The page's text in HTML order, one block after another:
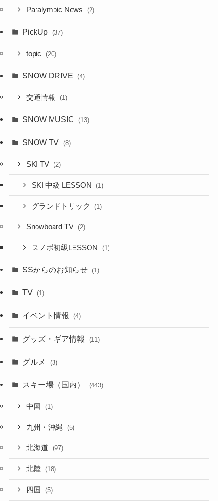
Paralympic News (2)
PickUp (37)
topic (20)
SNOW DRIVE (4)
交通情報 (1)
SNOW MUSIC (13)
SNOW TV (8)
SKI TV (2)
SKI 中級 LESSON (1)
グランドトリック (1)
Snowboard TV (2)
スノボ初級LESSON (1)
SSからのお知らせ (1)
TV (1)
イベント情報 (4)
グッズ・ギア情報 (11)
グルメ (3)
スキー場（国内） (443)
中国 (1)
九州・沖縄 (5)
北海道 (97)
北陸 (18)
四国 (5)